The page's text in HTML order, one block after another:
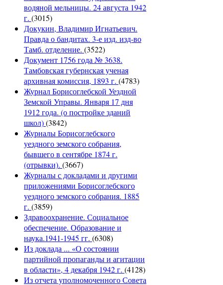
водяной мельницы. 24 августа 1942
г. (3015)
Докукин, Владимир Игнатьевич.
Правда о бандитах. 3-е изд. изд-во
Тамб. отделение. (3522)
Документ 1756 года № 3638.
Тамбовская губернская ученая
архивная комиссия, 1893 г. (4783)
Журнал Борисоглебской Уездной
Земской Управы. Января 17 дня
1912 года. (о постройке зданий
школ)(3842)
Журналы Борисоглебского
уездного земского собрания,
бывшего в сентябре 1874 г.
(отрывки). (3667)
Журналы с докладами и другими
приложениями Борисоглебского
уездного земского собрания. 1885
г. (3859)
Здравоохранение. Социальное
обеспечение. Образование и
наука.1941-1945 гг. (6308)
Из доклада ... «О состоянии
партийной пропаганды и агитации
в области», 4 декабря 1942 г. (4128)
Из отчета уполномоченного Совета